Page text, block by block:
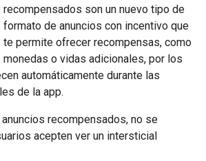
recompensados son un nuevo tipo de
formato de anuncios con incentivo que
te permite ofrecer recompensas, como
monedas o vidas adicionales, por los
automáticamente durante las
de la app.
recompensados, no se
acepten ver un intersticial